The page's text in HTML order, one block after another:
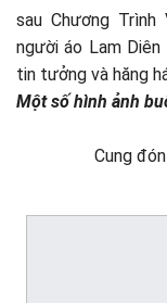
sau Chương
người áo Lam
tin tưởng và hăng
Một số hình ảnh
Cung